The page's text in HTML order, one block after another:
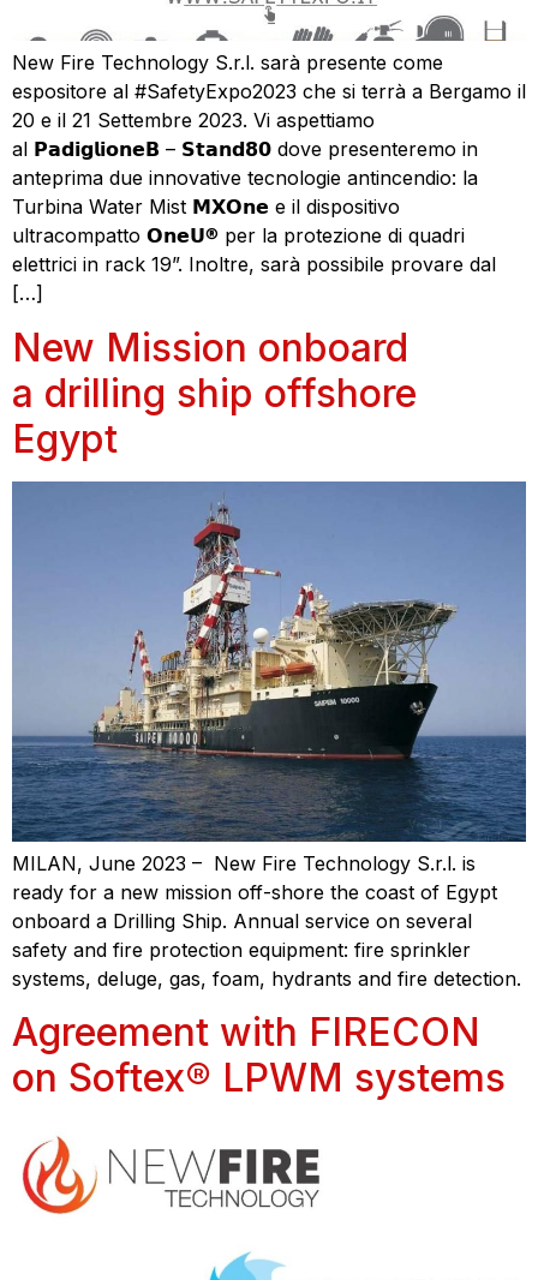
New Fire Technology S.r.l. sarà presente come
espositore al #SafetyExpo2023 che si terrà a Bergamo il
20 e il 21 Settembre 2023. Vi aspettiamo
al 𝗣𝗮𝗱𝗶𝗴𝗹𝗶𝗼𝗻𝗲𝗕 – 𝗦𝘁𝗮𝗻𝗱𝟴𝟬 dove presenteremo in
anteprima due innovative tecnologie antincendio: la
Turbina Water Mist 𝗠𝗫𝗢𝗻𝗲 e il dispositivo
ultracompatto 𝗢𝗻𝗲𝗨® per la protezione di quadri
elettrici in rack 19”. Inoltre, sarà possibile provare dal
[…]
New Mission onboard
a drilling ship offshore
Egypt
MILAN, June 2023 – New Fire Technology S.r.l. is
ready for a new mission off-shore the coast of Egypt
onboard a Drilling Ship. Annual service on several
safety and fire protection equipment: fire sprinkler
systems, deluge, gas, foam, hydrants and fire detection.
Agreement with FIRECON
on Softex® LPWM systems